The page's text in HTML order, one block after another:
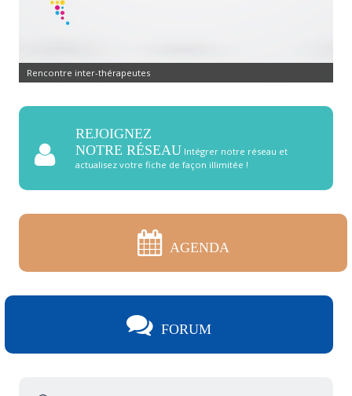
Rencontre inter-thérapeutes
REJOIGNEZ
NOTRE RÉSEAU Intégrer notre réseau et
actualisez votre fiche de façon illimitée !
AGENDA
FORUM